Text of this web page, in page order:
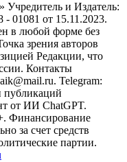
Учредитель и Издатель:
от 15.11.2023.
в любой форме без
зрения авторов
Редакции, что
Контакты
Telegram:
публикаций
от ИИ ChatGPT.
Финансирование
за счет средств
партии.